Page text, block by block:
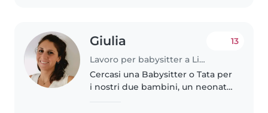
Giulia
Lavoro per babysitter a Livorno
13
Cercasi una Babysitter o Tata per
i nostri due bambini, un neonato